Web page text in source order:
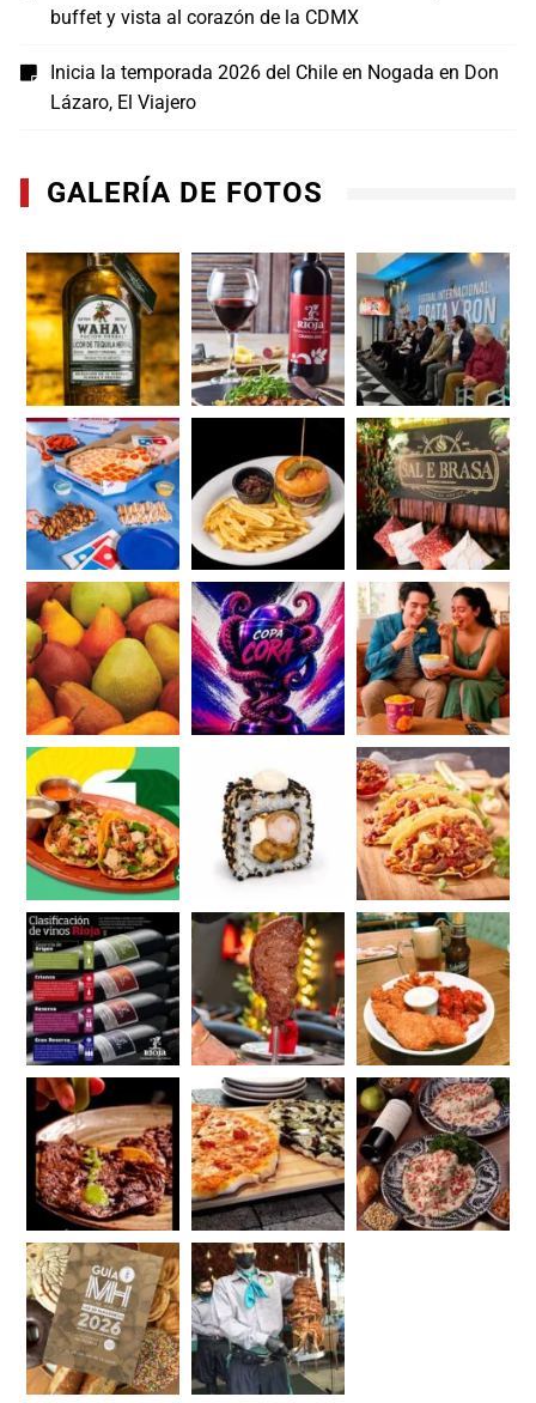
buffet y vista al corazón de la CDMX
Inicia la temporada 2026 del Chile en Nogada en Don
Lázaro, El Viajero
GALERÍA DE FOTOS